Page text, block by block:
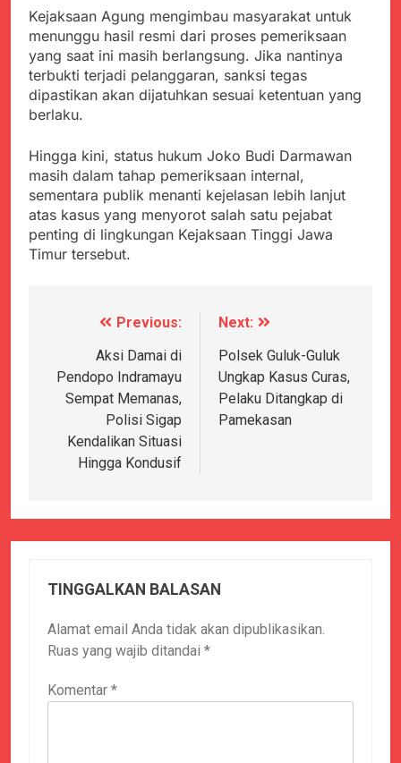
Mutiara Sentosa 2 ke
Posko Pusat Tg. Perak
Surabaya
Lakukan Pungutan
melalui Komite Sekolah,
Disorot karena Dinilai
Bertentangan dengan
Edaran Disdik Jabar
Agustus 4, 2026
Ketua Umum FSP
Maritim Indonesia
Bantah Isu Mogok
Nasional TKBM: “Belum
Agustus 3, 2026
Menjelajahi Potensi
Desa Sukakersa
Korban Tenggelam di
Perairan Giligenting
Ditemukan, Polisi
Pastikan Penanganan
Berjalan Sesuai
Prosedur
Agustus 3, 2026
Kapolresta Sumenep
Sambut Kedatangan
Kejaksaan Agung mengimbau masyarakat untuk
menunggu hasil resmi dari proses pemeriksaan
yang saat ini masih berlangsung. Jika nantinya
terbukti terjadi pelanggaran, sanksi tegas
dipastikan akan dijatuhkan sesuai ketentuan yang
berlaku.
Hingga kini, status hukum Joko Budi Darmawan
masih dalam tahap pemeriksaan internal,
sementara publik menanti kejelasan lebih lanjut
atas kasus yang menyorot salah satu pejabat
penting di lingkungan Kejaksaan Tinggi Jawa
Timur tersebut.
NavigasiPrevious:
Aksi Damai di
Pendopo Indramayu
Sempat Memanas,
Polisi Sigap
Kendalikan Situasi
Hingga Kondusif
Next:
Polsek Guluk-Guluk
Ungkap Kasus Curas,
Pelaku Ditangkap di
Pamekasan
TINGGALKAN BALASAN
Alamat email Anda tidak akan dipublikasikan.
Ruas yang wajib ditandai *
Komentar *